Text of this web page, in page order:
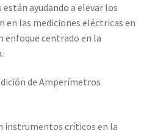
de calibración
ayudando a elevar los
en las mediciones eléctricas en
enfoque centrado en la
de Amperímetros
instrumentos críticos en la